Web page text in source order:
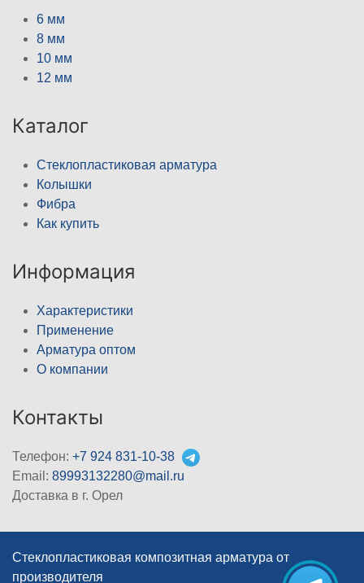
6 мм
8 мм
10 мм
12 мм
Каталог
Стеклопластиковая арматура
Колышки
Фибра
Как купить
Информация
Характеристики
Применение
Арматура оптом
О компании
Контакты
Телефон: +7 924 831-10-38
Email: 89993132280@mail.ru
Доставка в г. Орел
Стеклопластиковая композитная арматура от
производителя